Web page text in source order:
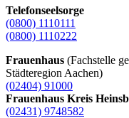
Telefonseelsorge
(0800) 1110111
(0800) 1110222
Frauenhaus (Fachstelle
Städteregion Aachen)
(02404) 91000
Frauenhaus Kreis
(02431) 9748582